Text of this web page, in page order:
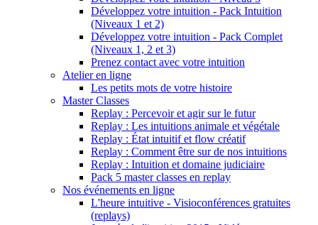
Développez votre intuition - Pack Intuition
(Niveaux 1 et 2)
Développez votre intuition - Pack Complet
(Niveaux 1, 2 et 3)
Prenez contact avec votre intuition
Atelier en ligne
Les petits mots de votre histoire
Master Classes
Replay : Percevoir et agir sur le futur
Replay : Les intuitions animale et végétale
Replay : État intuitif et flow créatif
Replay : Comment être sur de nos intuitions
Replay : Intuition et domaine judiciaire
Pack 5 master classes en replay
Nos événements en ligne
L'heure intuitive - Visioconférences gratuites
(replays)